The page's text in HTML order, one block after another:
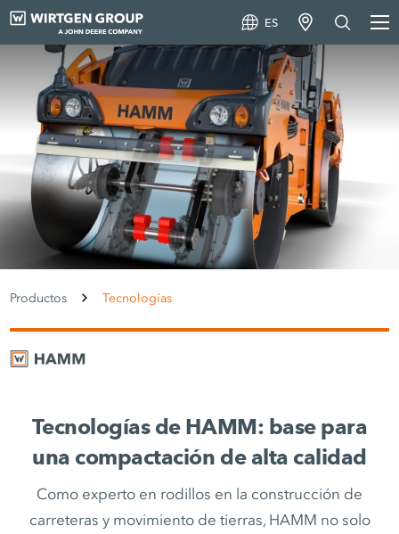
ES
Productos Tecnologías
Tecnologías de HAMM: base para
una compactación de alta calidad
Como experto en rodillos en la construcción de
carreteras y movimiento de tierras, HAMM no solo